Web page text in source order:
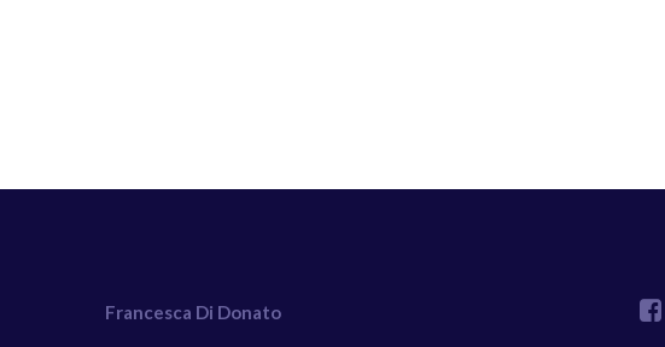
Francesca Di Donato